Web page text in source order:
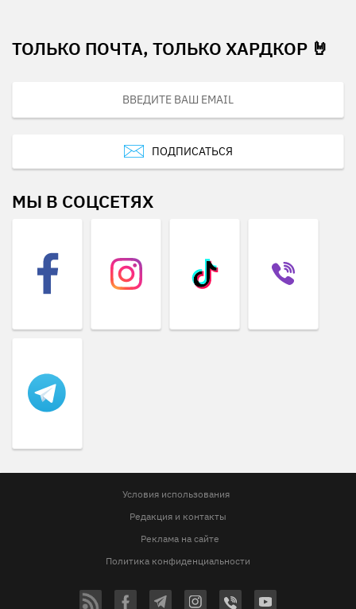
ТОЛЬКО ПОЧТА, ТОЛЬКО ХАРДКОР 🤘
ПОДПИСАТЬСЯ
МЫ В СОЦСЕТЯХ
Условия использования
Редакция и контакты
Реклама на сайте
Политика конфиденциальности